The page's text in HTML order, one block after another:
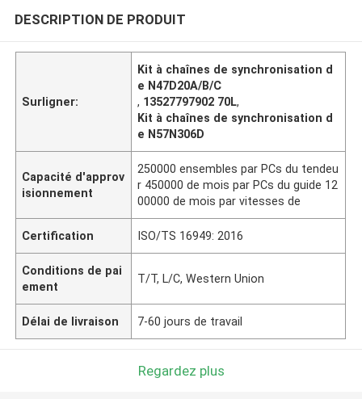
DESCRIPTION DE PRODUIT
Surligner:
Kit à chaînes de synchronisation d
e N47D20A/B/C
, 13527797902 70L,
Kit à chaînes de synchronisation d
e N57N306D
Capacité d'approv
isionnement
250000 ensembles par PCs du tendeu
r 450000 de mois par PCs du guide 12
00000 de mois par vitesses de
Certification ISO/TS 16949: 2016
Conditions de pai
ement
T/T, L/C, Western Union
Délai de livraison 7-60 jours de travail
Regardez plus